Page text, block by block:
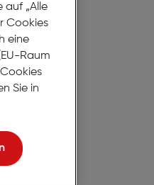
auf „Alle
Cookies
eine
Raum
Sie in